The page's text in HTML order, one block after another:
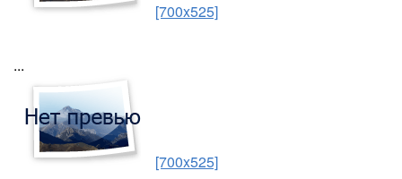
[700x525]
...
[700x525]